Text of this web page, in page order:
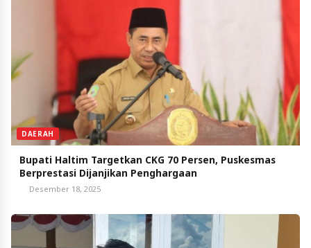
DAERAH
Bupati Haltim Targetkan CKG 70 Persen, Puskesmas
Berprestasi Dijanjikan Penghargaan
Desember 18, 2025